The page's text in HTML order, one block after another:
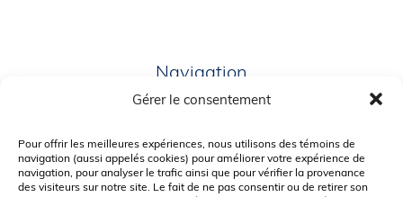
Gérer le consentement
Pour offrir les meilleures expériences, nous utilisons des témoins de
navigation (aussi appelés cookies) pour améliorer votre expérience de
navigation, pour analyser le trafic ainsi que pour vérifier la provenance
des visiteurs sur notre site. Le fait de ne pas consentir ou de retirer son
Navigation
PORTAIL PARENTS
PLAINTE – SERVICE À L’ÉLÈVE